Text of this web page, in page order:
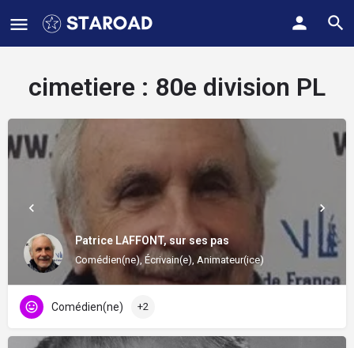
cimetiere : 80e division PL
Patrice LAFFONT, sur ses pas
Comédien(ne), Écrivain(e), Animateur(ice)
Comédien(ne) +2